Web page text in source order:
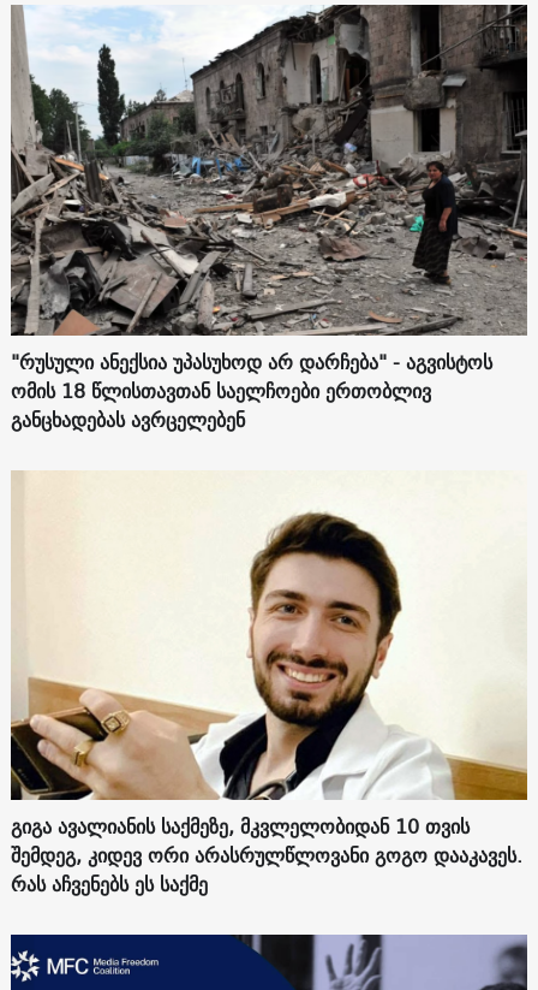
"რუსული ანექსია უპასუხოდ არ დარჩება" - აგვისტოს
ომის 18 წლისთავთან საელჩოები ერთობლივ
განცხადებას ავრცელებენ
გიგა ავალიანის საქმეზე, მკვლელობიდან 10 თვის
შემდეგ, კიდევ ორი არასრულწლოვანი გოგო დააკავეს.
რას აჩვენებს ეს საქმე